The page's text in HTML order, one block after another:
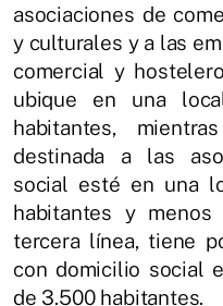
asociaciones de
y culturales y a las
comercial y
ubique en una
habitantes,
destinada a las
social esté en una
habitantes y
tercera línea, tiene
con domicilio social
de 3.500 habitantes.